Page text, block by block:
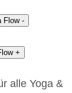
Flow -
+
alle Yoga &